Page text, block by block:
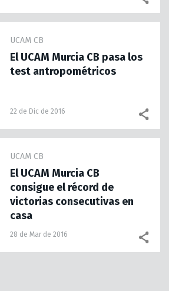
UCAM CB
El UCAM Murcia CB pasa los
test antropométricos
22 de Dic de 2016
UCAM CB
El UCAM Murcia CB
consigue el récord de
victorias consecutivas en
casa
28 de Mar de 2016